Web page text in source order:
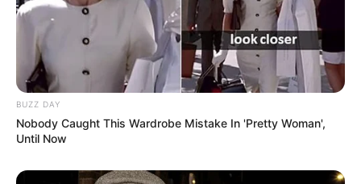
6 LEV
11 COSMO BEAU
8 MARZOUK
4 TUMBLER
BUZZ DAY
Nobody Caught This Wardrobe Mistake In 'Pretty Woman',
Until Now